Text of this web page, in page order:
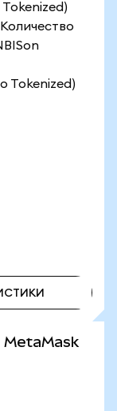
Tokenized)
MetaMask